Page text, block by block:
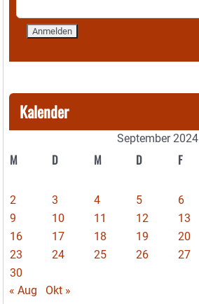
Kalender
September 2024
M D M D F
2
3 4 5 6
9
10 11 12 13
16
17 18 19 20
23
24 25 26 27
30
« Aug
Okt »